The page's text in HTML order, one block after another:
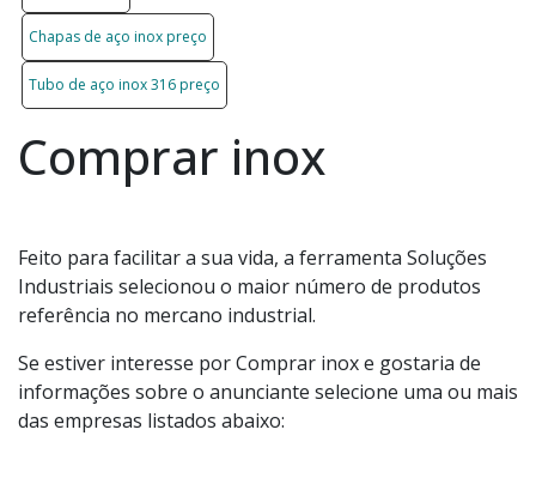
Chapas de aço inox preço
Tubo de aço inox 316 preço
Comprar inox
Feito para facilitar a sua vida, a ferramenta Soluções
Industriais selecionou o maior número de produtos
referência no mercano industrial.
Se estiver interesse por Comprar inox e gostaria de
informações sobre o anunciante selecione uma ou mais
das empresas listados abaixo: